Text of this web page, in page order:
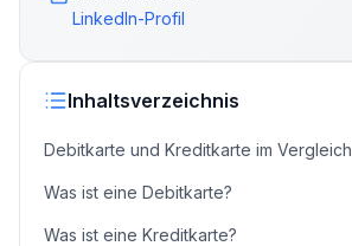
LinkedIn-Profil
Inhaltsverzeichnis
Debitkarte und Kreditkarte im Vergleich
Was ist eine Debitkarte?
Was ist eine Kreditkarte?